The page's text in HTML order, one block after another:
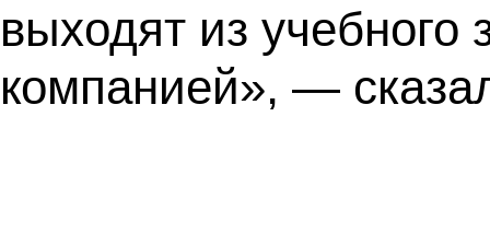
выходят из учебного
компанией», —